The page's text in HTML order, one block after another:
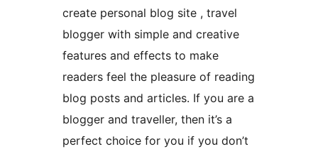
create personal blog site , travel
blogger with simple and creative
features and effects to make
readers feel the pleasure of reading
blog posts and articles. If you are a
blogger and traveller, then it’s a
perfect choice for you if you don’t